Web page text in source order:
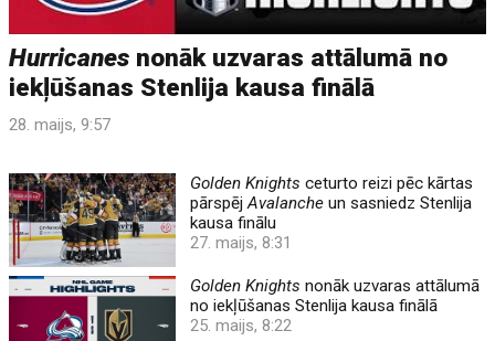
Hurricanes nonāk uzvaras attālumā no
iekļūšanas Stenlija kausa finālā
28. maijs, 9:57
Golden Knights ceturto reizi pēc kārtas
pārspējAvalanche un sasniedz Stenlija
kausa finālu
27. maijs, 8:31
Golden Knights nonāk uzvaras attālumā
no iekļūšanas Stenlija kausa finālā
25. maijs, 8:22